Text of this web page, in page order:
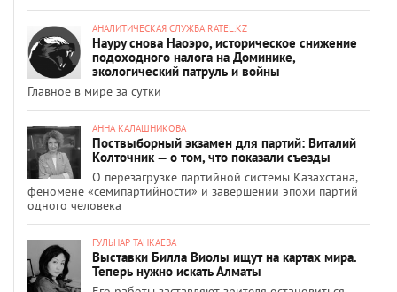
АНАЛИТИЧЕСКАЯ СЛУЖБА RATEL.KZ
Науру снова Наоэро, историческое снижение
подоходного налога на Доминике,
экологический патруль и войны
Главное в мире за сутки
АННА КАЛАШНИКОВА
Поствыборный экзамен для партий: Виталий
Колточник — о том, что показали съезды
О перезагрузке партийной системы Казахстана,
феномене «семипартийности» и завершении эпохи партий
одного человека
ГУЛЬНАР ТАНКАЕВА
Выставки Билла Виолы ищут на картах мира.
Теперь нужно искать Алматы